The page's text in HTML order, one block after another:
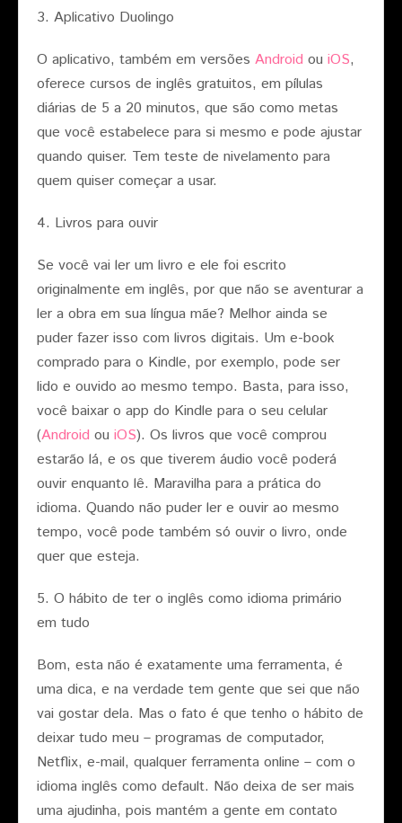
3. Aplicativo Duolingo
O aplicativo, também em versões Android ou iOS,
oferece cursos de inglês gratuitos, em pílulas
diárias de 5 a 20 minutos, que são como metas
que você estabelece para si mesmo e pode ajustar
quando quiser. Tem teste de nivelamento para
quem quiser começar a usar.
4. Livros para ouvir
Se você vai ler um livro e ele foi escrito
originalmente em inglês, por que não se aventurar a
ler a obra em sua língua mãe? Melhor ainda se
puder fazer isso com livros digitais. Um e-book
comprado para o Kindle, por exemplo, pode ser
lido e ouvido ao mesmo tempo. Basta, para isso,
você baixar o app do Kindle para o seu celular
(Android ou iOS). Os livros que você comprou
estarão lá, e os que tiverem áudio você poderá
ouvir enquanto lê. Maravilha para a prática do
idioma. Quando não puder ler e ouvir ao mesmo
tempo, você pode também só ouvir o livro, onde
quer que esteja.
5. O hábito de ter o inglês como idioma primário
em tudo
Bom, esta não é exatamente uma ferramenta, é
uma dica, e na verdade tem gente que sei que não
vai gostar dela. Mas o fato é que tenho o hábito de
deixar tudo meu – programas de computador,
Netflix, e-mail, qualquer ferramenta online – com o
idioma inglês como default. Não deixa de ser mais
uma ajudinha, pois mantém a gente em contato